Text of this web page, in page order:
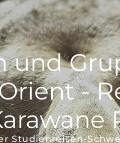
und
-
Studienreisen-